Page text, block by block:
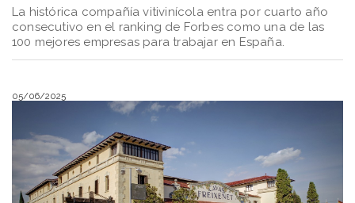
La histórica compañía vitivinícola entra por cuarto año
consecutivo en el ranking de Forbes como una de las
100 mejores empresas para trabajar en España.
05/06/2025